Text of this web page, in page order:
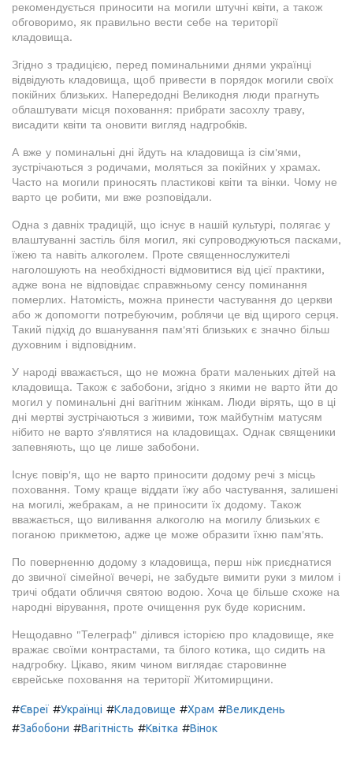
рекомендується приносити на могили штучні квіти, а також
обговоримо, як правильно вести себе на території
кладовища.
Згідно з традицією, перед поминальними днями українці
відвідують кладовища, щоб привести в порядок могили своїх
покійних близьких. Напередодні Великодня люди прагнуть
облаштувати місця поховання: прибрати засохлу траву,
висадити квіти та оновити вигляд надгробків.
А вже у поминальні дні йдуть на кладовища із сім'ями,
зустрічаються з родичами, моляться за покійних у храмах.
Часто на могили приносять пластикові квіти та вінки. Чому не
варто це робити, ми вже розповідали.
Одна з давніх традицій, що існує в нашій культурі, полягає у
влаштуванні застіль біля могил, які супроводжуються пасками,
їжею та навіть алкоголем. Проте священнослужителі
наголошують на необхідності відмовитися від цієї практики,
адже вона не відповідає справжньому сенсу поминання
померлих. Натомість, можна принести частування до церкви
або ж допомогти потребуючим, роблячи це від щирого серця.
Такий підхід до вшанування пам'яті близьких є значно більш
духовним і відповідним.
У народі вважається, що не можна брати маленьких дітей на
кладовища. Також є забобони, згідно з якими не варто йти до
могил у поминальні дні вагітним жінкам. Люди вірять, що в ці
дні мертві зустрічаються з живими, тож майбутнім матусям
нібито не варто з'являтися на кладовищах. Однак священики
запевняють, що це лише забобони.
Існує повір'я, що не варто приносити додому речі з місць
поховання. Тому краще віддати їжу або частування, залишені
на могилі, жебракам, а не приносити їх додому. Також
вважається, що виливання алкоголю на могилу близьких є
поганою прикметою, адже це може образити їхню пам'ять.
По поверненню додому з кладовища, перш ніж приєднатися
до звичної сімейної вечері, не забудьте вимити руки з милом і
тричі обдати обличчя святою водою. Хоча це більше схоже на
народні вірування, проте очищення рук буде корисним.
Нещодавно "Телеграф" ділився історією про кладовище, яке
вражає своїми контрастами, та білого котика, що сидить на
надгробку. Цікаво, яким чином виглядає старовинне
єврейське поховання на території Житомирщини.
#Євреї #Українці #Кладовище #Храм #Великдень
#Забобони #Вагітність #Квітка #Вінок